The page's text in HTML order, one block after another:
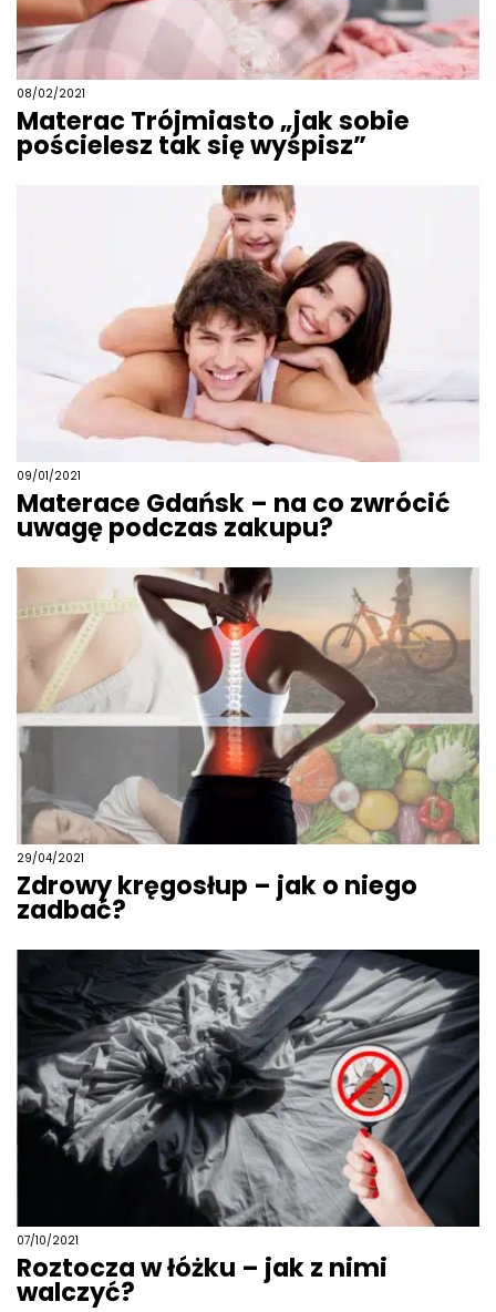
08/02/2021
Materac Trójmiasto „jak sobie
pościelesz tak się wyśpisz”
09/01/2021
Materace Gdańsk – na co zwrócić
uwagę podczas zakupu?
29/04/2021
Zdrowy kręgosłup – jak o niego
zadbać?
07/10/2021
Roztocza w łóżku – jak z nimi
walczyć?